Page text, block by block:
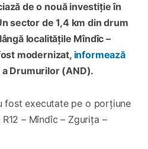
de o nouă investiție în
sector de 1,4 km din drum
localitățile Mîndîc –
modernizat, informează
Drumurilor (AND).
fost executate pe o porțiune
– Mîndîc – Zgurița –